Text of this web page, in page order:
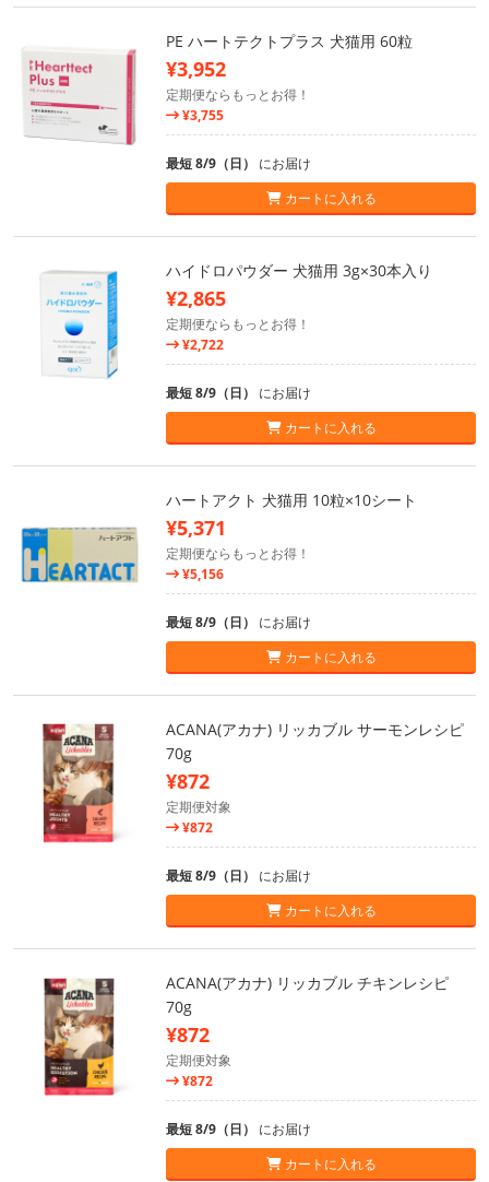
PE ハートテクトプラス 犬猫用 60粒
¥3,952
定期便ならもっとお得！
¥3,755
最短 8/9（日） にお届け
カートに入れる
ハイドロパウダー 犬猫用 3g×30本入り
¥2,865
定期便ならもっとお得！
¥2,722
最短 8/9（日） にお届け
カートに入れる
ハートアクト 犬猫用 10粒×10シート
¥5,371
定期便ならもっとお得！
¥5,156
最短 8/9（日） にお届け
カートに入れる
ACANA(アカナ) リッカブル サーモンレシピ
70g
¥872
定期便対象
¥872
最短 8/9（日） にお届け
カートに入れる
ACANA(アカナ) リッカブル チキンレシピ
70g
¥872
定期便対象
¥872
最短 8/9（日） にお届け
カートに入れる